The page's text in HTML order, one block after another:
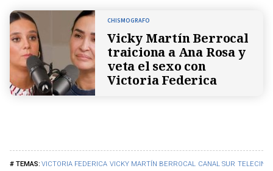
VICTORIA FEDERICA VICKY MARTÍN BERROCAL CANAL SUR
CHISMOGRAFO
Vicky Martín Berrocal
traiciona a Ana Rosa y
veta el sexo con
Victoria Federica